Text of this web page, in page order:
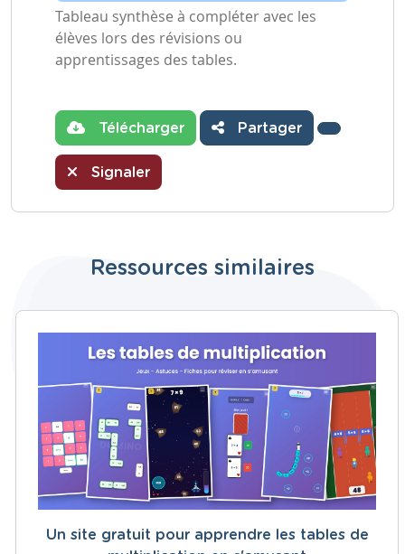
Tableau synthèse à compléter avec les
élèves lors des révisions ou
apprentissages des tables.
Télécharger Partager
Signaler
Ressources similaires
Un site gratuit pour apprendre les tables de